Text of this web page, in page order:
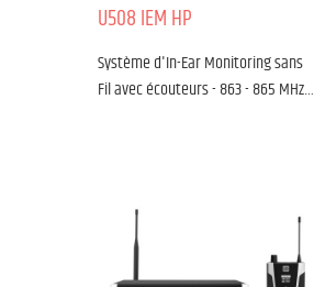
U508 IEM HP
Système d'In-Ear Monitoring sans
Fil avec écouteurs - 863 - 865 MHz…